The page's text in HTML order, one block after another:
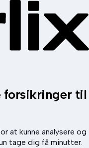
forsikringer til
at kunne analysere og
tage dig få minutter.